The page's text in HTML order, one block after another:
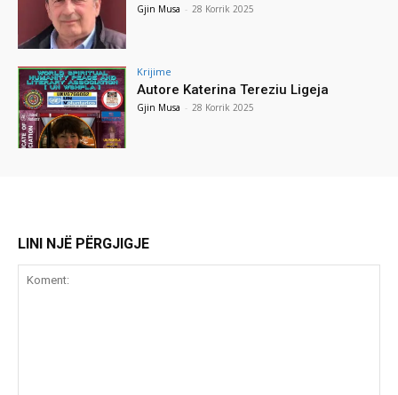
Gjin Musa - 28 Korrik 2025
Krijime
Autore Katerina Tereziu Ligeja
Gjin Musa - 28 Korrik 2025
LINI NJË PËRGJIGJE